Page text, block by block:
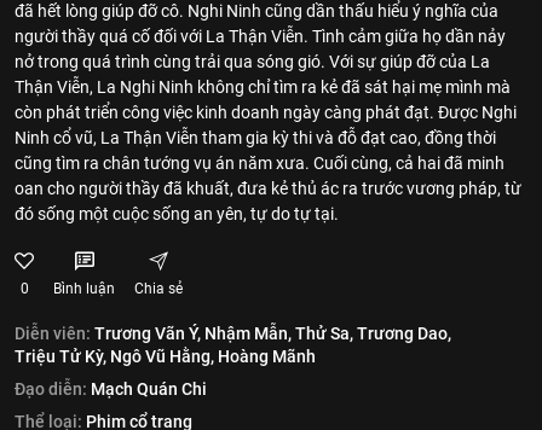
đã hết lòng giúp đỡ cô. Nghi Ninh cũng dần thấu hiểu ý nghĩa của
người thầy quá cố đối với La Thận Viễn. Tình cảm giữa họ dần nảy
nở trong quá trình cùng trải qua sóng gió. Với sự giúp đỡ của La
Thận Viễn, La Nghi Ninh không chỉ tìm ra kẻ đã sát hại mẹ mình mà
còn phát triển công việc kinh doanh ngày càng phát đạt. Được Nghi
Ninh cổ vũ, La Thận Viễn tham gia kỳ thi và đỗ đạt cao, đồng thời
cũng tìm ra chân tướng vụ án năm xưa. Cuối cùng, cả hai đã minh
oan cho người thầy đã khuất, đưa kẻ thủ ác ra trước vương pháp, từ
đó sống một cuộc sống an yên, tự do tự tại.
0 Bình luận Chia sẻ
Diễn viên: Trương Vãn Ý, Nhậm Mẫn,Thử Sa,Trương Dao,
Triệu Tử Kỳ, Ngô Vũ Hằng, Hoàng Mãnh
Đạo diễn: Mạch Quán Chi
Thể loại: Phim cổ trang